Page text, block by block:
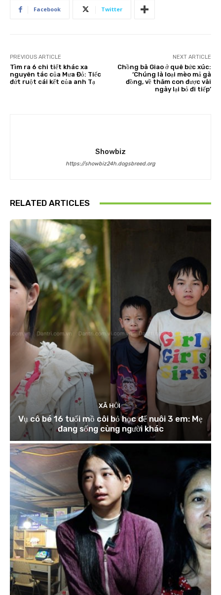
Facebook Twitter
PREVIOUS ARTICLE
Tìm ra 6 chi tiết khác xa
nguyên tác của Mưa Đỏ: Tiếc
đứt ruột cái kết của anh Tạ
NEXT ARTICLE
Chồng bà Giao ở quê bức xúc:
‘Chúng là loại mèo mả gà
đồng, về thăm con được vài
ngày lại bỏ đi tiếp’
Showbiz
https://showbiz24h.dogsbreed.org
RELATED ARTICLES
XÃ HỘI
Vụ cô bé 16 tuổi mồ côi bỏ học để nuôi 3 em: Mẹ
đang sống cùng người khác